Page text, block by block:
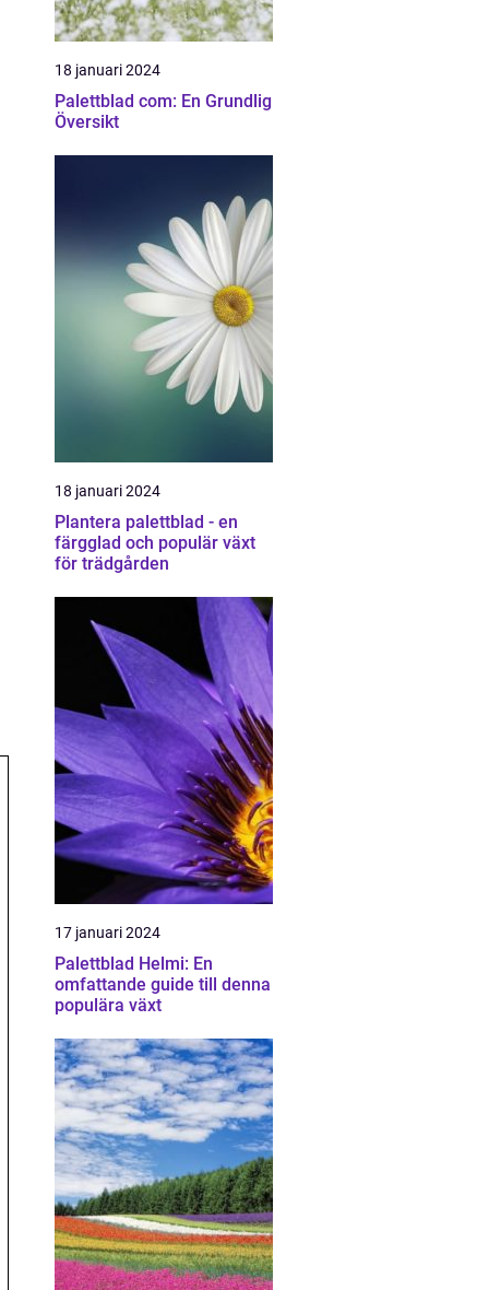
18 januari 2024
Palettblad com: En Grundlig
Översikt
18 januari 2024
Plantera palettblad - en
färgglad och populär växt
för trädgården
17 januari 2024
Palettblad Helmi: En
omfattande guide till denna
populära växt